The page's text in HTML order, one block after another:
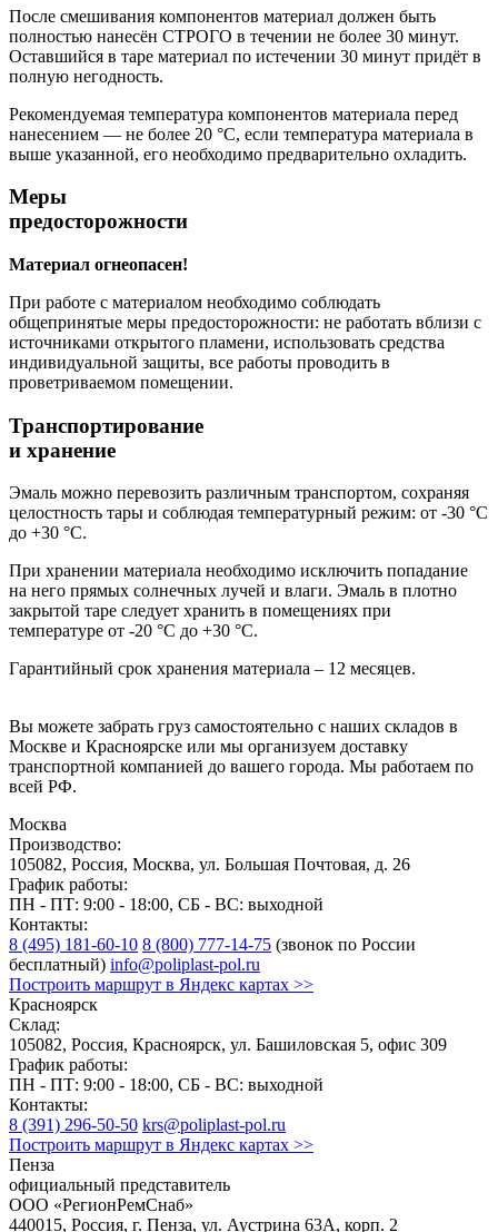
После смешивания компонентов материал должен быть
полностью нанесён СТРОГО в течении не более 30 минут.
Оставшийся в таре материал по истечении 30 минут придёт в
полную негодность.
Рекомендуемая температура компонентов материала перед
нанесением — не более 20 °С, если температура материала в
выше указанной, его необходимо предварительно охладить.
Меры
предосторожности
Материал огнеопасен!
При работе с материалом необходимо соблюдать
общепринятые меры предосторожности: не работать вблизи с
источниками открытого пламени, использовать средства
индивидуальной защиты, все работы проводить в
проветриваемом помещении.
Транспортирование
и хранение
Эмаль можно перевозить различным транспортом, сохраняя
целостность тары и соблюдая температурный режим: от -30 °С
до +30 °С.
При хранении материала необходимо исключить попадание
на него прямых солнечных лучей и влаги. Эмаль в плотно
закрытой таре следует хранить в помещениях при
температуре от -20 °С до +30 °С.
Гарантийный срок хранения материала – 12 месяцев.
Вы можете забрать груз самостоятельно с наших складов в
Москве и Красноярске или мы организуем доставку
транспортной компанией до вашего города. Мы работаем по
всей РФ.
Москва
Производство:
105082, Россия, Москва, ул. Большая Почтовая, д. 26
График работы:
ПН - ПТ: 9:00 - 18:00, СБ - ВС: выходной
Контакты:
8 (495) 181-60-10 8 (800) 777-14-75 (звонок по России
бесплатный) info@poliplast-pol.ru
Построить маршрут в Яндекс картах >>
Красноярск
Склад:
105082, Россия, Красноярск, ул. Башиловская 5, офис 309
График работы:
ПН - ПТ: 9:00 - 18:00, СБ - ВС: выходной
Контакты:
8 (391) 296-50-50 krs@poliplast-pol.ru
Построить маршрут в Яндекс картах >>
Пенза
официальный представитель
ООО «РегионРемСнаб»
440015, Россия, г. Пенза, ул. Аустрина 63А, корп. 2